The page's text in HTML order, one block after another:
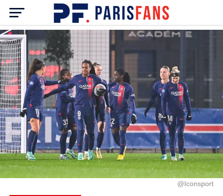
@Iconsport